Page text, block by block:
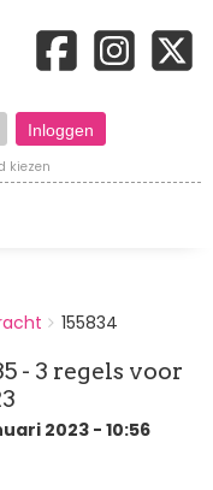
kiezen
155834
- 3 regels voor
2023 - 10:56